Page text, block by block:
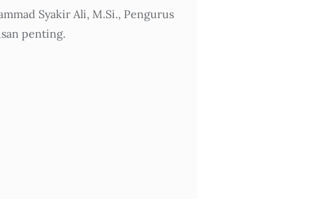
Syakir Ali, M.Si., Pengurus
penting.